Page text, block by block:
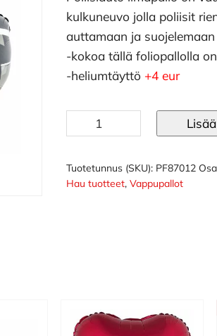
kulkuneuvo jolla poliisit
auttamaan ja
-kokoa tällä foliopallolla
-heliumtäyttö +4 eur
Poliisiauto
ilmapallo
Tuotetunnus (SKU): PF87012
Hau tuotteet,Vappupallot